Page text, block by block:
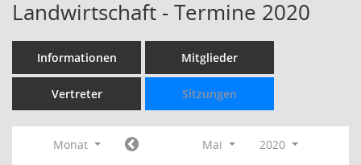
Landwirtschaft - Termine 2020
Informationen Mitglieder
Vertreter Sitzungen
Monat Mai
2020